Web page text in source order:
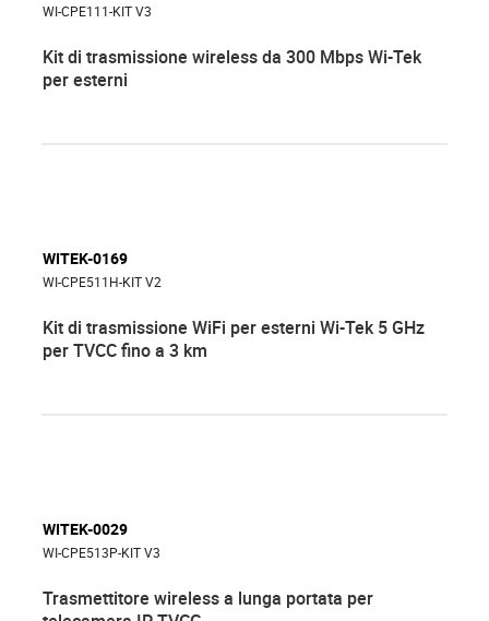
WI-CPE111-KIT V3
Kit di trasmissione wireless da 300 Mbps Wi-Tek
per esterni
WITEK-0169
WI-CPE511H-KIT V2
Kit di trasmissione WiFi per esterni Wi-Tek 5 GHz
per TVCC fino a 3 km
WITEK-0029
WI-CPE513P-KIT V3
Trasmettitore wireless a lunga portata per